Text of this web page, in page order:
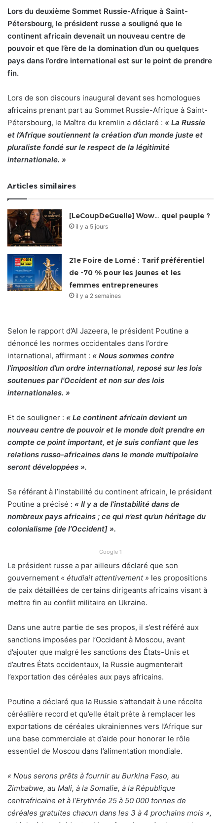
Lors du deuxième Sommet Russie-Afrique à Saint-
Pétersbourg, le président russe a souligné que le
continent africain devenait un nouveau centre de
pouvoir et que l’ère de la domination d’un ou quelques
pays dans l’ordre international est sur le point de prendre
fin.
Lors de son discours inaugural devant ses homologues
africains prenant part au Sommet Russie-Afrique à Saint-
Pétersbourg, le Maître du kremlin a déclaré : « La Russie
et l’Afrique soutiennent la création d’un monde juste et
pluraliste fondé sur le respect de la légitimité
internationale. »
Articles similaires
[LeCoupDeGuelle] Wow… quel peuple ?
il y a 5 jours
21e Foire de Lomé : Tarif préférentiel
de -70 % pour les jeunes et les
femmes entrepreneures
il y a 2 semaines
Selon le rapport d’Al Jazeera, le président Poutine a
dénoncé les normes occidentales dans l’ordre
international, affirmant : « Nous sommes contre
l’imposition d’un ordre international, reposé sur les lois
soutenues par l’Occident et non sur des lois
internationales. »
Et de souligner : « Le continent africain devient un
nouveau centre de pouvoir et le monde doit prendre en
compte ce point important, et je suis confiant que les
relations russo-africaines dans le monde multipolaire
seront développées ».
Se référant à l’instabilité du continent africain, le président
Poutine a précisé : « II y a de l’instabilité dans de
nombreux pays africains ; ce qui n’est qu’un héritage du
colonialisme [de l’Occident] ».
Google 1
Le président russe a par ailleurs déclaré que son
gouvernement « étudiait attentivement » les propositions
de paix détaillées de certains dirigeants africains visant à
mettre fin au conflit militaire en Ukraine.
Dans une autre partie de ses propos, il s’est référé aux
sanctions imposées par l’Occident à Moscou, avant
d’ajouter que malgré les sanctions des États-Unis et
d’autres États occidentaux, la Russie augmenterait
l’exportation des céréales aux pays africains.
Poutine a déclaré que la Russie s’attendait à une récolte
céréalière record et qu’elle était prête à remplacer les
exportations de céréales ukrainiennes vers l’Afrique sur
une base commerciale et d’aide pour honorer le rôle
essentiel de Moscou dans l’alimentation mondiale.
« Nous serons prêts à fournir au Burkina Faso, au
Zimbabwe, au Mali, à la Somalie, à la République
centrafricaine et à l’Erythrée 25 à 50 000 tonnes de
céréales gratuites chacun dans les 3 à 4 prochains mois »,